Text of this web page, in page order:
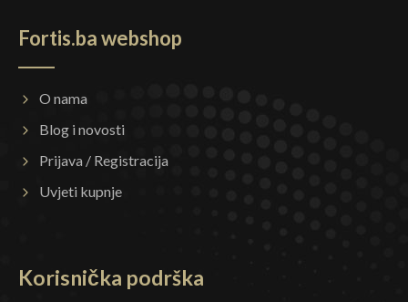
Fortis.ba webshop
O nama
Blog i novosti
Prijava / Registracija
Uvjeti kupnje
Korisnička podrška